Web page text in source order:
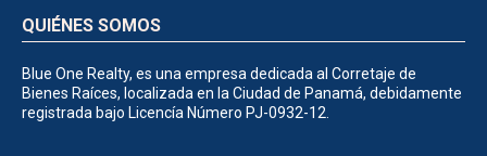
QUIÉNES SOMOS
Blue One Realty, es una empresa dedicada al Corretaje de
Bienes Raíces, localizada en la Ciudad de Panamá, debidamente
registrada bajo Licencía Número PJ-0932-12.